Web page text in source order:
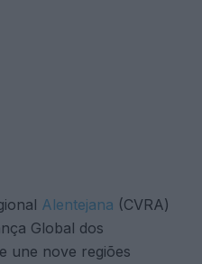
Alentejana (CVRA)
Global dos
une nove regiões